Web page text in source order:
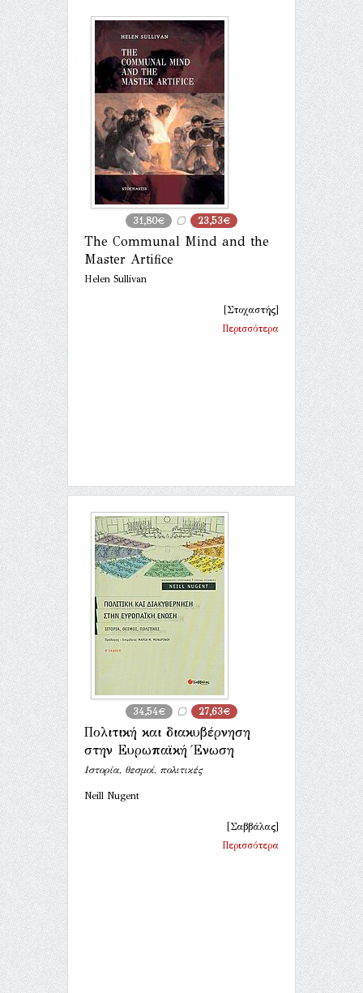
31,80€ 23,53€
The Communal Mind and the
Master Artifice
Helen Sullivan
[Στοχαστής]
Περισσότερα
34,54€ 27,63€
Πολιτική και διακυβέρνηση
στην Ευρωπαϊκή Ένωση
Ιστορία, θεσμοί, πολιτικές
Neill Nugent
[Σαββάλας]
Περισσότερα